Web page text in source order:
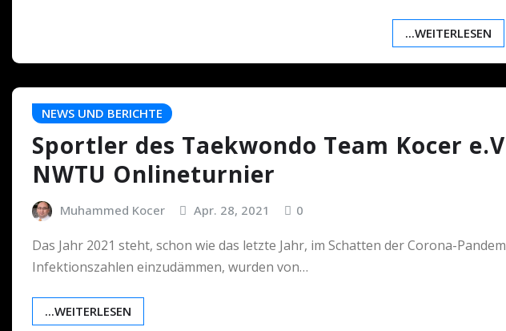
...WEITERLESEN
NEWS UND BERICHTE
Sportler des Taekwondo Team Kocer
NWTU Onlineturnier
Muhammed Kocer Apr. 28, 2021 0
Das Jahr 2021 steht, schon wie das letzte Jahr, im Schatten der Corona-
Infektionszahlen einzudämmen, wurden von…
...WEITERLESEN